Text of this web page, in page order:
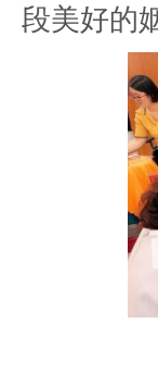
段美好的